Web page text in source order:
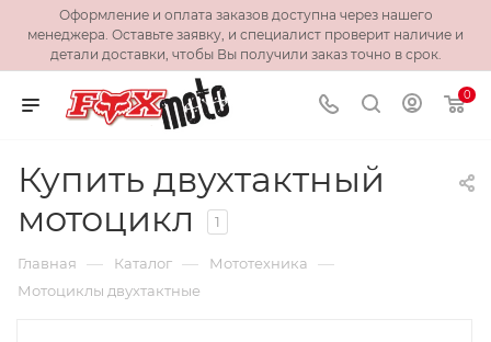
Оформление и оплата заказов доступна через нашего
менеджера. Оставьте заявку, и специалист проверит наличие и
детали доставки, чтобы Вы получили заказ точно в срок.
0
Купить двухтактный
мотоцикл
1
Главная — Каталог — Мототехника —
Мотоциклы двухтактные